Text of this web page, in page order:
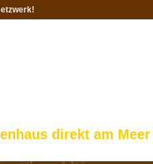
direkt am Meer